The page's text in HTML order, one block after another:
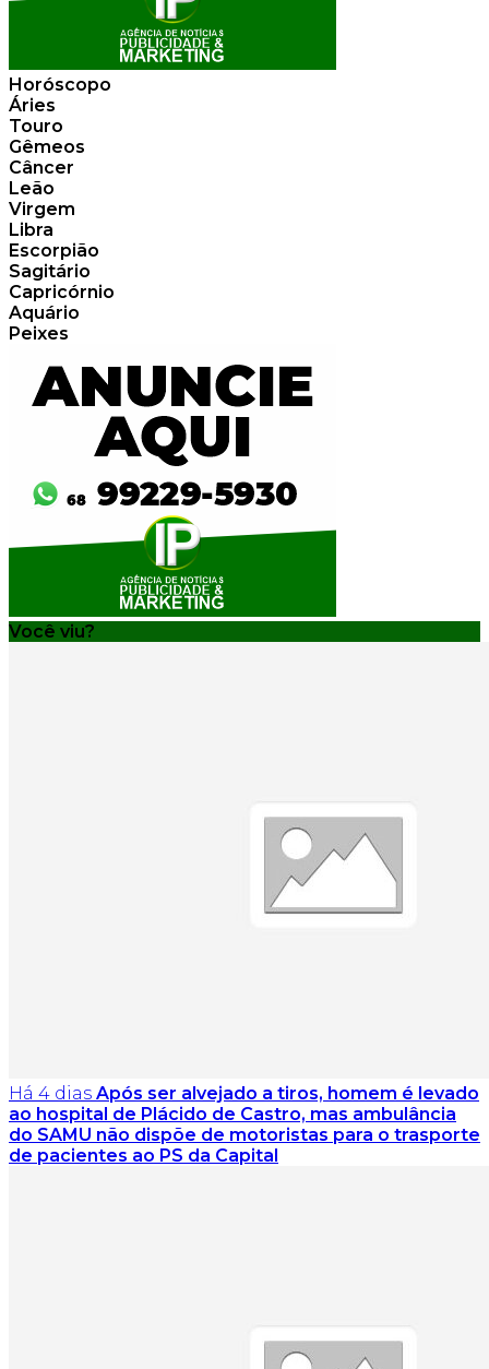
Horóscopo
Áries
Touro
Gêmeos
Câncer
Leão
Virgem
Libra
Escorpião
Sagitário
Capricórnio
Aquário
Peixes
Você viu?
Há 4 dias Após ser alvejado a tiros, homem é levado
ao hospital de Plácido de Castro, mas ambulância
do SAMU não dispõe de motoristas para o trasporte
de pacientes ao PS da Capital